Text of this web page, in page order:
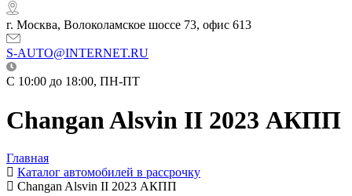
г. Москва, Волоколамское шоссе 73, офис 613
S-AUTO@INTERNET.RU
C 10:00 до 18:00, ПН-ПТ
Changan Alsvin II 2023 АКПП
Главная
Каталог автомобилей в рассрочку
Changan Alsvin II 2023 АКПП